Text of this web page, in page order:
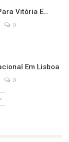
Vitória E…
0
Em Lisboa
0